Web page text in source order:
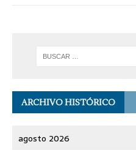
ARCHIVO HISTÓRICO
agosto 2026